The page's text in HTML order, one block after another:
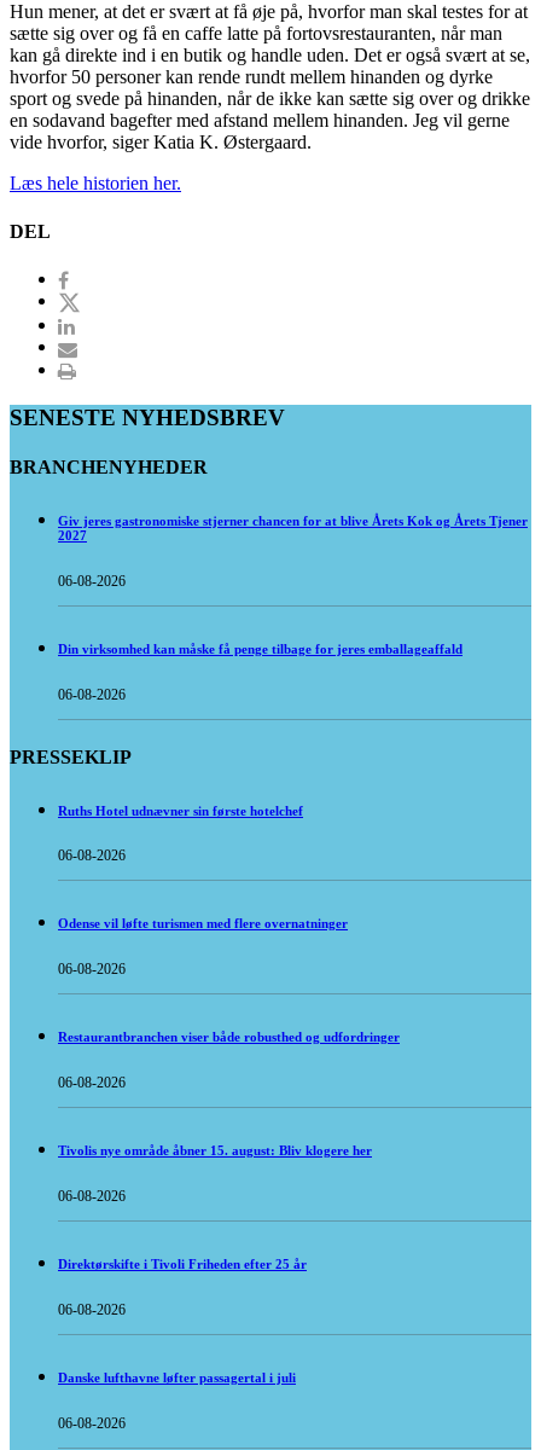
Hun mener, at det er svært at få øje på, hvorfor man skal testes for at
sætte sig over og få en caffe latte på fortovsrestauranten, når man
kan gå direkte ind i en butik og handle uden. Det er også svært at se,
hvorfor 50 personer kan rende rundt mellem hinanden og dyrke
sport og svede på hinanden, når de ikke kan sætte sig over og drikke
en sodavand bagefter med afstand mellem hinanden. Jeg vil gerne
vide hvorfor, siger Katia K. Østergaard.
Læs hele historien her.
DEL
SENESTE NYHEDSBREV
BRANCHENYHEDER
Giv jeres gastronomiske stjerner chancen for at blive Årets Kok og Årets Tjener
2027
06-08-2026
Din virksomhed kan måske få penge tilbage for jeres emballageaffald
06-08-2026
PRESSEKLIP
Ruths Hotel udnævner sin første hotelchef
06-08-2026
Odense vil løfte turismen med flere overnatninger
06-08-2026
Restaurantbranchen viser både robusthed og udfordringer
06-08-2026
Tivolis nye område åbner 15. august: Bliv klogere her
06-08-2026
Direktørskifte i Tivoli Friheden efter 25 år
06-08-2026
Danske lufthavne løfter passagertal i juli
06-08-2026